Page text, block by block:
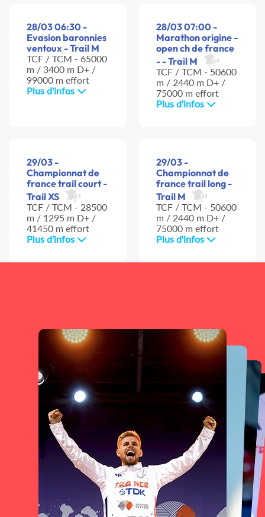
28/03 06:30 -
Evasion baronnies
ventoux - Trail M
TCF / TCM - 65000
m / 3400 m D+ /
99000 m effort
Plus d'infos
28/03 07:00 -
Marathon origine -
open ch de france
- - Trail M
TCF / TCM - 50600
m / 2440 m D+ /
75000 m effort
Plus d'infos
29/03 -
Championnat de
france trail court -
Trail XS
TCF / TCM - 28500
m / 1295 m D+ /
41450 m effort
Plus d'infos
29/03 -
Championnat de
france trail long -
Trail M
TCF / TCM - 50600
m / 2440 m D+ /
75000 m effort
Plus d'infos